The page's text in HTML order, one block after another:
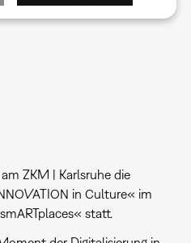
ZKM | Karlsruhe die
in Culture« im
statt.